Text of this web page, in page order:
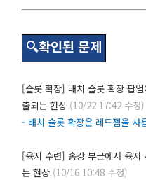
🔍확인된 문제
[슬롯 확장] 배치 슬롯 확장 팝
출되는 현상 (10/22 17:42 수정)
- 배치 슬롯 확장은 레드젬을 사
[육지 수련] 홍강 부근에서 육지
는 현상 (10/16 10:48 수정)